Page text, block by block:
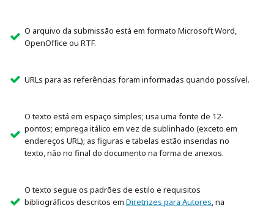
O arquivo da submissão está em formato Microsoft Word,
OpenOffice ou RTF.
URLs para as referências foram informadas quando possível.
O texto está em espaço simples; usa uma fonte de 12-
pontos; emprega itálico em vez de sublinhado (exceto em
endereços URL); as figuras e tabelas estão inseridas no
texto, não no final do documento na forma de anexos.
O texto segue os padrões de estilo e requisitos
bibliográficos descritos em Diretrizes para Autores, na